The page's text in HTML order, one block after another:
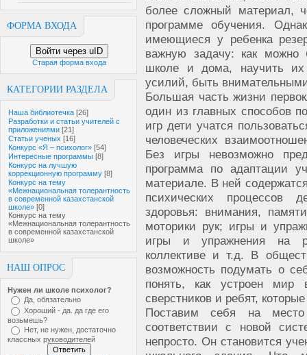
ФОРМА ВХОДА
Войти через uID
Старая форма входа
КАТЕГОРИИ РАЗДЕЛА
Наша библиотечка [26]
Разработки и статьи учителей с
приложениями [21]
Статьи ученых [16]
Конкурс «Я – психолог» [54]
Интересные программы [8]
Конкурс на лучшую
коррекционную программу [8]
Конкурс на тему
«Межнациональная толерантность
в современной казахстанской
школе» [0]
Конкурс на тему
«Межнациональная толерантность
в современной казахстанской
школе»
НАШ ОПРОС
Нужен ли школе психолог?
Да, обязательно
Хороший - да. да где его
возьмешь?
Нет, не нужен, достаточно
классных руководителей
более сложный материал,
программе обучения.
имеющиеся у ребенка
важную задачу: как можно
школе и дома, научить
усилий, быть
Большая часть жизни
один из главных способов
игр дети учатся
человеческих
Без игры невозможно
программа по адаптации
материале. В ней
психических процессов
здоровья: внимания,
моторики рук; игры и
игры и упражнения на
коллективе и т.д. В
возможность подумать о
понять, как устроен мир
сверстников и ребят,
Поставим себя на
соответствии с новой
непросто. Он становится